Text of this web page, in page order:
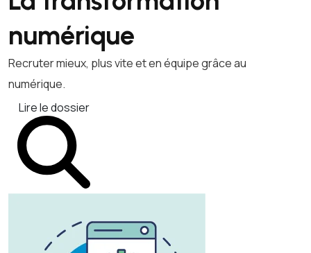
numérique
Recruter mieux, plus vite et en équipe grâce au
numérique.
Lire le dossier